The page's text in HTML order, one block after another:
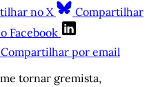
no X
Compartilhar
Facebook
Compartilhar por email
tornar gremista,